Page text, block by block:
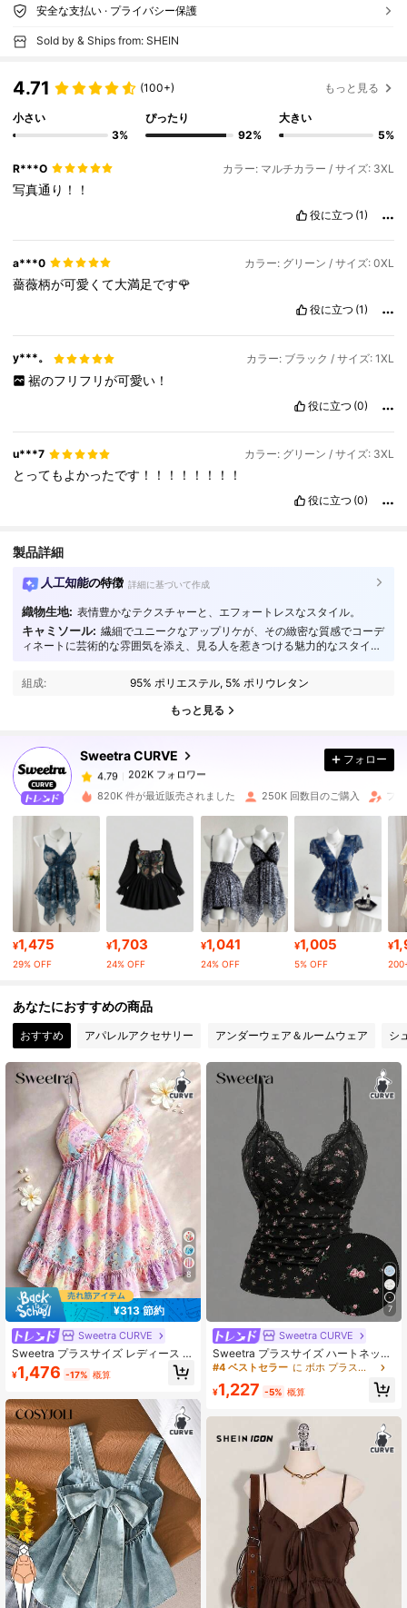
安全な支払い · プライバシー保護
Sold by & Ships from: SHEIN
4.71 (100+) もっと見る
小さい
3%
ぴったり
92%
大きい
5%
R***O カラー: マルチカラー / サイズ: 3XL
写真通り！！
役に立つ (1)
a***0 カラー: グリーン / サイズ: 0XL
薔薇柄が可愛くて大満足です🌹
役に立つ (1)
y***。 カラー: ブラック / サイズ: 1XL
裾のフリフリが可愛い！
役に立つ (0)
u***7 カラー: グリーン / サイズ: 3XL
とってもよかったです！！！！！！！！
役に立つ (0)
製品詳細
人工知能の特徴 詳細に基づいて作成
織物生地: 表情豊かなテクスチャーと、エフォートレスなスタイル。
キャミソール: 繊細でユニークなアップリケが、その緻密な質感でコーデ
ィネートに芸術的な雰囲気を添え、見る人を惹きつける魅力的なスタイル
組成:
95% ポリエステル, 5% ポリウレタン
もっと見る
Sweetra CURVE
202K フォロワー
4.79 202K フォロワー
4.79 202K フォロワー
4.79 202K フォロワー
4.79 202K フォロワー
4.79 202K フォロワー
4.79 202K フォロワー
4.79 202K フォロワー
フォロー
820K 件が最近販売されました 250K 回数目のご購入 フ
¥1,475
29% OFF
¥1,703
24% OFF
¥1,041
24% OFF
¥1,005
5% OFF
¥
あなたにおすすめの商品
おすすめ アパレルアクセサリー アンダーウェア＆ルームウェア シ
8
¥313 節約
Sweetra CURVE
Sweetra プラスサイズ レディース ラ
イトカラー フローラルプリント ラッ
フルヘム キャミソール
¥1,476 -17% 概算
7
Sweetra CURVE
Sweetra プラスサイズ ハートネック
レースパッチワーク 花柄ニット エレ
ュアル バケーション ホームウェア
プ
#4 ベストセラー に ボホ プラスサイズのトップス
¥1,227 -5% 概算